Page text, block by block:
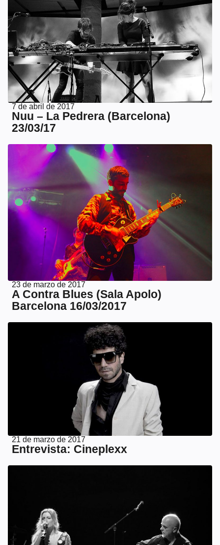
7 de abril de 2017
Nuu – La Pedrera (Barcelona)
23/03/17
23 de marzo de 2017
A Contra Blues (Sala Apolo)
Barcelona 16/03/2017
21 de marzo de 2017
Entrevista: Cineplexx